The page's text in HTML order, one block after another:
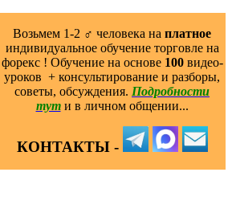
Возьмем 1-2 ‍♂️ человека на платное
индивидуальное обучение торговле на
форекс ! Обучение на основе 100видео-
уроков ️ + консультирование и разборы,
советы, обсуждения. Подробности
тут и в личном общении...
КОНТАКТЫ -